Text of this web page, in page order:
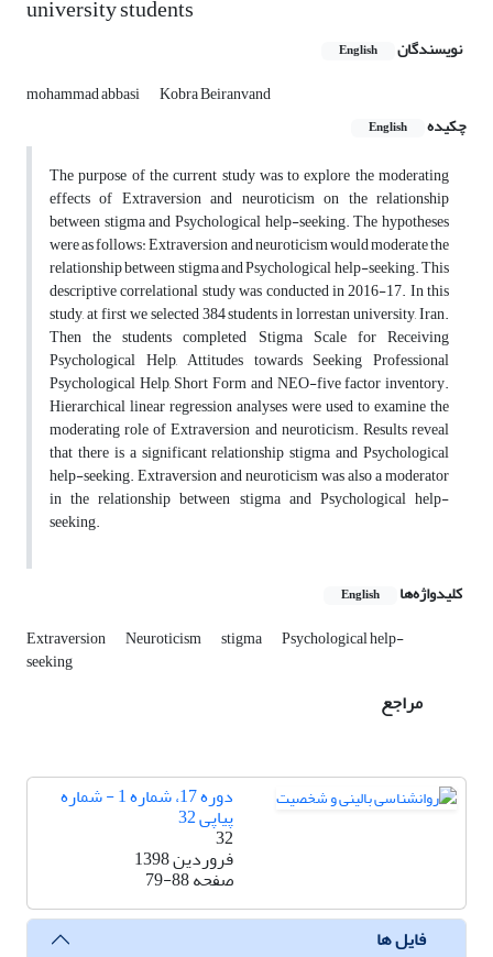
university students
نویسندگان English
mohammad abbasi
Kobra Beiranvand
چکیده
English
The purpose of the current study was to explore the moderating
effects of Extraversion and neuroticism on the relationship
between stigma and Psychological help-seeking. The hypotheses
were as follows: Extraversion and neuroticism would moderate the
relationship between stigma and Psychological help-seeking. This
descriptive correlational study was conducted in 2016-17. In this
study, at first we selected 384 students in lorrestan university, Iran.
Then the students completed Stigma Scale for Receiving
Psychological Help, Attitudes towards Seeking Professional
Psychological Help, Short Form and NEO-five factor inventory.
Hierarchical linear regression analyses were used to examine the
moderating role of Extraversion and neuroticism. Results reveal
that there is a significant relationship stigma and Psychological
help-seeking. Extraversion and neuroticism was also a moderator
in the relationship between stigma and Psychological help-
seeking.
کلیدواژه‌ها English
Extraversion Neuroticism stigma Psychological help-
seeking
مراجع
دوره 17، شماره 1 - شماره
پیاپی 32
32
فروردین 1398
صفحه79-88
فایل ها